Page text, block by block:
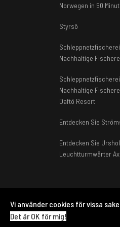
Norwegen in 50
Styrsö
Nachhaltige
Nachhaltige
Daftö Resort
Entdecken Sie
Entdecken Sie
Leuchtturmwärter
© 2026 Visit
Vi använder cookies för vissa
Det är OK för mig!